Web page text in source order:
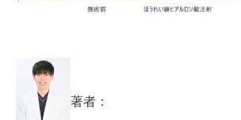
著者：